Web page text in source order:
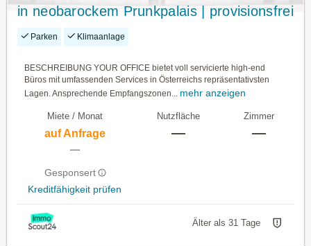
in neobarockem Prunkpalais | provisionsfrei
Parken Klimaanlage
BESCHREIBUNG YOUR OFFICE bietet voll servicierte high-end
Büros mit umfassenden Services in Österreichs repräsentativsten
Lagen. Ansprechende Empfangszonen...
mehr anzeigen
Miete / Monat
auf Anfrage
—
Gesponsert
Kreditfähigkeit prüfen
Nutzfläche
—
Zimmer
—
Älter als 31 Tage